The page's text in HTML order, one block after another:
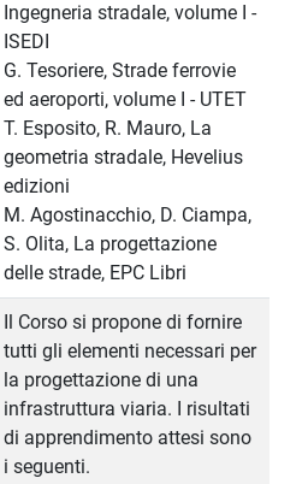
Ingegneria stradale, volume I -
ISEDI
G. Tesoriere, Strade ferrovie
ed aeroporti, volume I - UTET
T. Esposito, R. Mauro, La
geometria stradale, Hevelius
edizioni
M. Agostinacchio, D. Ciampa,
S. Olita, La progettazione
delle strade, EPC Libri
Il Corso si propone di fornire
tutti gli elementi necessari per
la progettazione di una
infrastruttura viaria. I risultati
di apprendimento attesi sono
i seguenti.